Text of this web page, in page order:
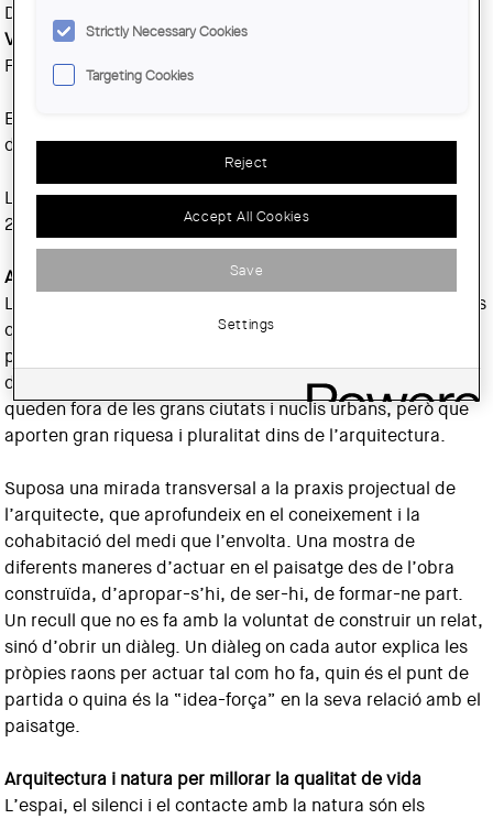
Després seran els arquitectes
Ventosa(Udeu) els qui explicaran la seva obra L’Antiga
Fusteria, a Benissanet.
En finalitzar l’acte se servirà un refrigeri en el mateix pati
dels Reials Col·legis.
L’exposició es podrà veure a Tortosa fins al 6 d’abril de
2018.
Actuar en el paisatge des de l’arquitectura
L’exposició planteja l’aproximació a una suma de paisatges
que conformen l’àmbit territorial de Catalunya en el
període que comprèn l’inici del segle XXI amb l’objectiu de
donar a conèixer, principalment, les intervencions que
queden fora de les grans ciutats i nuclis urbans, però que
aporten gran riquesa i pluralitat dins de l’arquitectura.
Suposa una mirada transversal a la praxis projectual de
l’arquitecte, que aprofundeix en el coneixement i la
cohabitació del medi que l’envolta. Una mostra de
diferents maneres d’actuar en el paisatge des de l’obra
construïda, d’apropar-s’hi, de ser-hi, de formar-ne part.
Un recull que no es fa amb la voluntat de construir un relat,
sinó d’obrir un diàleg. Un diàleg on cada autor explica les
pròpies raons per actuar tal com ho fa, quin és el punt de
partida o quina és la “idea-força” en la seva relació amb el
paisatge.
Arquitectura i natura per millorar la qualitat de vida
L’espai, el silenci i el contacte amb la natura són els
Strictly Necessary Cookies
Targeting Cookies
Reject
Accept All Cookies
Save
Settings